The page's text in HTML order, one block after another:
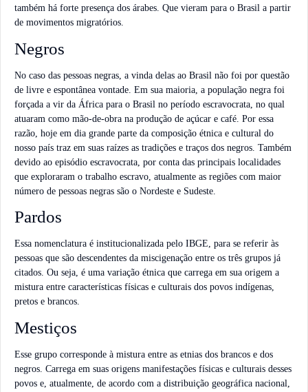
também há forte presença dos árabes. Que vieram para o Brasil a partir
de movimentos migratórios.
Negros
No caso das pessoas negras, a vinda delas ao Brasil não foi por questão
de livre e espontânea vontade. Em sua maioria, a população negra foi
forçada a vir da África para o Brasil no período escravocrata, no qual
atuaram como mão-de-obra na produção de açúcar e café. Por essa
razão, hoje em dia grande parte da composição étnica e cultural do
nosso país traz em suas raízes as tradições e traços dos negros. Também
devido ao episódio escravocrata, por conta das principais localidades
que exploraram o trabalho escravo, atualmente as regiões com maior
número de pessoas negras são o Nordeste e Sudeste.
Pardos
Essa nomenclatura é institucionalizada pelo IBGE, para se referir às
pessoas que são descendentes da miscigenação entre os três grupos já
citados. Ou seja, é uma variação étnica que carrega em sua origem a
mistura entre características físicas e culturais dos povos indígenas,
pretos e brancos.
Mestiços
Esse grupo corresponde à mistura entre as etnias dos brancos e dos
negros. Carrega em suas origens manifestações físicas e culturais desses
povos e, atualmente, de acordo com a distribuição geográfica nacional,